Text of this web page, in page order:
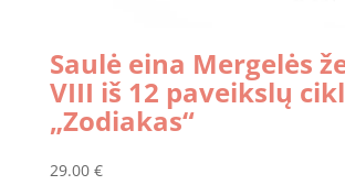
Saulė eina Mergelės
VIII iš 12 paveikslų
„Zodiakas“
29.00 €